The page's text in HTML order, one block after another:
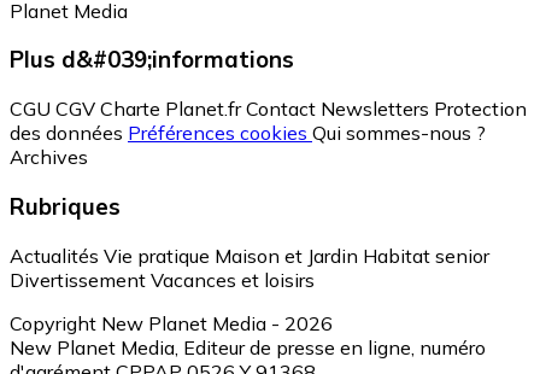
Planet Media
Plus d&#039;informations
CGU CGV Charte Planet.fr Contact Newsletters Protection
des données Préférences cookies Qui sommes-nous ?
Archives
Rubriques
Actualités Vie pratique Maison et Jardin Habitat senior
Divertissement Vacances et loisirs
Copyright New Planet Media - 2026
New Planet Media, Editeur de presse en ligne, numéro